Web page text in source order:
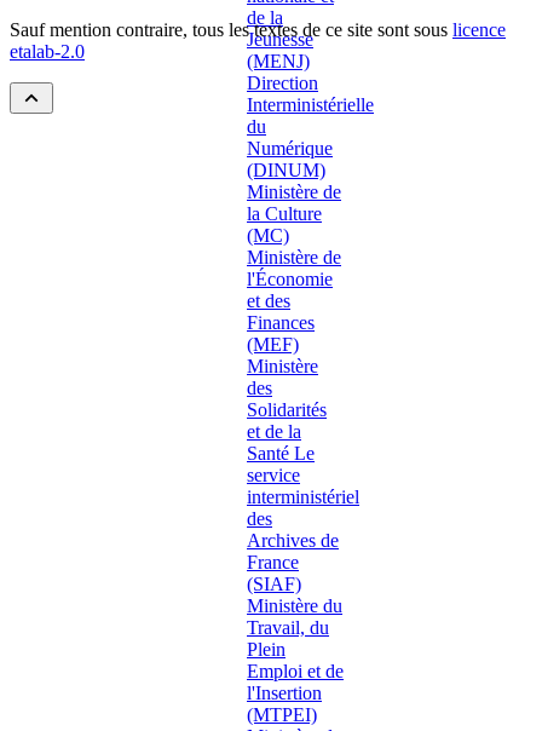
Sauf mention contraire, tous les textes de ce site sont sous licence
etalab-2.0